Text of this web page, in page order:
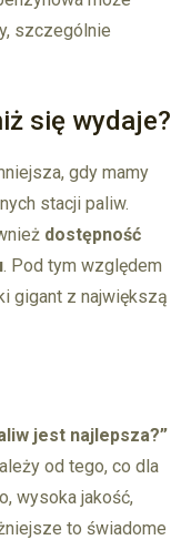
szczególnie
się wydaje?
gdy mamy
stacji paliw.
dostępność
. Pod tym względem
gigant z największą
jest najlepsza?”
od tego, co dla
wysoka jakość,
to świadome